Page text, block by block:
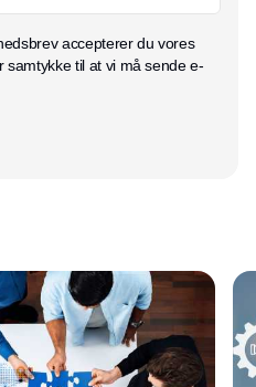
accepterer du vores
samtykke til at vi må sende e-